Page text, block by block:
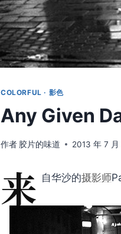
COLORFUL · 影色
Any Given
作者 胶片的味道 2013 年 7 月
来 自华沙的摄影师